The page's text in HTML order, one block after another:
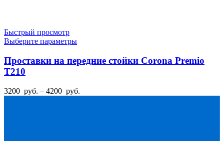
Быстрый просмотр
Выберите параметрыЭтот
имеет
несколько
можно
Проставки на передние стойки Corona Premio
T210
3200 руб. – 4200 руб.